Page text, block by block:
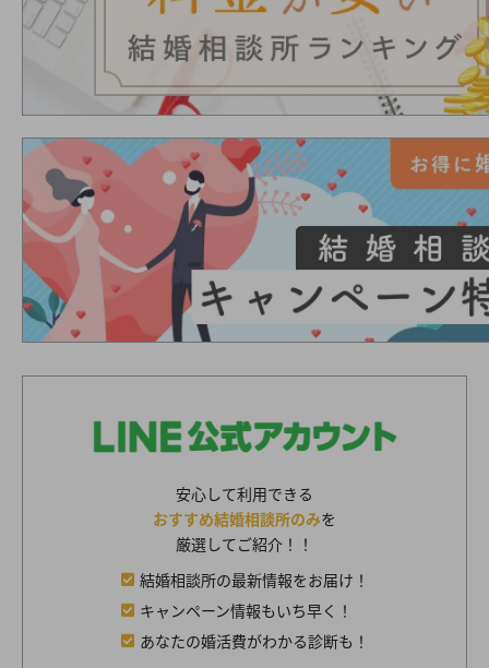
安心して利用できる
おすすめ結婚相談所のみを
厳選してご紹介！！
結婚相談所の最新情報をお届け！
キャンペーン情報もいち早く！
あなたの婚活費がわかる診断も！